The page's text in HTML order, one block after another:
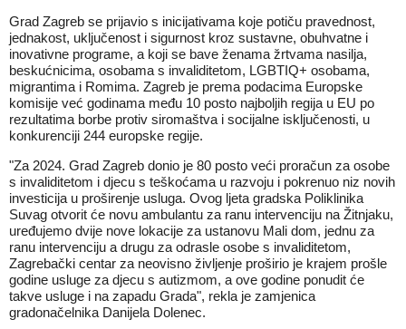
Grad Zagreb se prijavio s inicijativama koje potiču pravednost,
jednakost, uključenost i sigurnost kroz sustavne, obuhvatne i
inovativne programe, a koji se bave ženama žrtvama nasilja,
beskućnicima, osobama s invaliditetom, LGBTIQ+ osobama,
migrantima i Romima. Zagreb je prema podacima Europske
komisije već godinama među 10 posto najboljih regija u EU po
rezultatima borbe protiv siromaštva i socijalne isključenosti, u
konkurenciji 244 europske regije.
"Za 2024. Grad Zagreb donio je 80 posto veći proračun za osobe
s invaliditetom i djecu s teškoćama u razvoju i pokrenuo niz novih
investicija u proširenje usluga. Ovog ljeta gradska Poliklinika
Suvag otvorit će novu ambulantu za ranu intervenciju na Žitnjaku,
uređujemo dvije nove lokacije za ustanovu Mali dom, jednu za
ranu intervenciju a drugu za odrasle osobe s invaliditetom,
Zagrebački centar za neovisno življenje proširio je krajem prošle
godine usluge za djecu s autizmom, a ove godine ponudit će
takve usluge i na zapadu Grada", rekla je zamjenica
gradonačelnika Danijela Dolenec.